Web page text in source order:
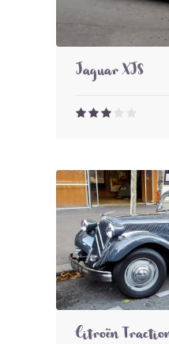
Jaguar XJS
Citroën